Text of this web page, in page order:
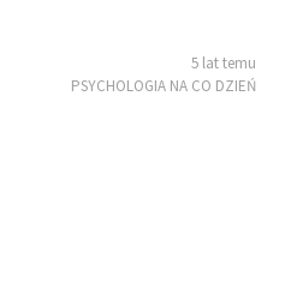
5 lat temu
PSYCHOLOGIA NA CO DZIEŃ